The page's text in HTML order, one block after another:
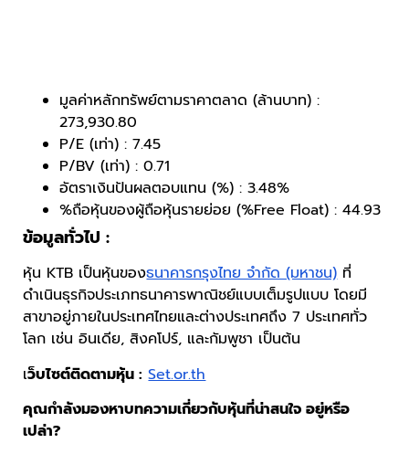
มูลค่าหลักทรัพย์ตามราคาตลาด (ล้านบาท) :
273,930.80
P/E (เท่า) : 7.45
P/BV (เท่า) : 0.71
อัตราเงินปันผลตอบแทน (%) : 3.48%
%ถือหุ้นของผู้ถือหุ้นรายย่อย (%Free Float) : 44.93
ข้อมูลทั่วไป :
หุ้น KTB เป็นหุ้นของธนาคารกรุงไทย จำกัด (มหาชน)ที่
ดำเนินธุรกิจประเภทธนาคารพาณิชย์แบบเต็มรูปแบบ โดยมี
สาขาอยู่ภายในประเทศไทยและต่างประเทศถึง 7 ประเทศทั่ว
โลก เช่น อินเดีย, สิงคโปร์, และกัมพูชา เป็นต้น
เว็บไซต์ติดตามหุ้น : Set.or.th
คุณกำลังมองหาบทความเกี่ยวกับหุ้นที่น่าสนใจ อยู่หรือ
เปล่า?